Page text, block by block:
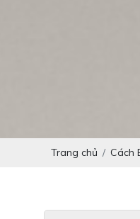
Trang chủ Cách